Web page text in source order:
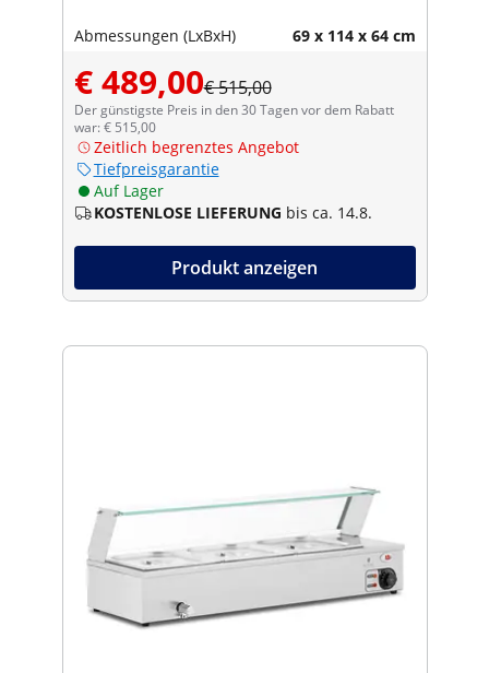
Abmessungen (LxBxH) 69 x 114 x 64 cm
€ 489,00€ 515,00
Der günstigste Preis in den 30 Tagen vor dem Rabatt
war: € 515,00
Zeitlich begrenztes Angebot
Tiefpreisgarantie
Auf Lager
KOSTENLOSE LIEFERUNG bis ca. 14.8.
Produkt anzeigen